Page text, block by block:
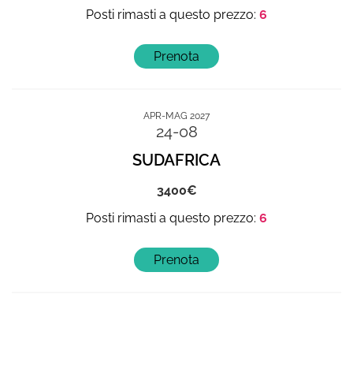
6
APR-MAG 2027
24-08
SUDAFRICA
3400
6